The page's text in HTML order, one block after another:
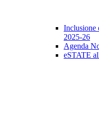
Inclusione
2025-26
Agenda
eSTATE